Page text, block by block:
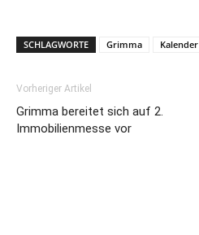
SCHLAGWORTE Grimma Kalender
Vorheriger Artikel
Grimma bereitet sich auf 2.
Immobilienmesse vor